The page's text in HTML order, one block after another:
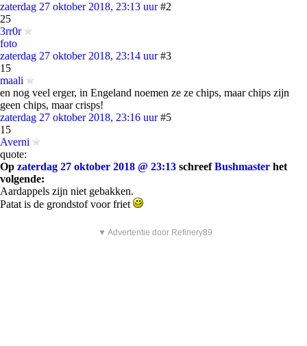
zaterdag 27 oktober 2018, 23:13 uur #2
25
3rr0r
foto
zaterdag 27 oktober 2018, 23:14 uur #3
15
maali
en nog veel erger, in Engeland noemen ze ze chips, maar chips zijn
geen chips, maar crisps!
zaterdag 27 oktober 2018, 23:16 uur #5
15
Averni
quote:
Op zaterdag 27 oktober 2018 @ 23:13 schreefBushmaster het
volgende:
Aardappels zijn niet gebakken.
Patat is de grondstof voor friet
▼ Advertentie door Refinery89